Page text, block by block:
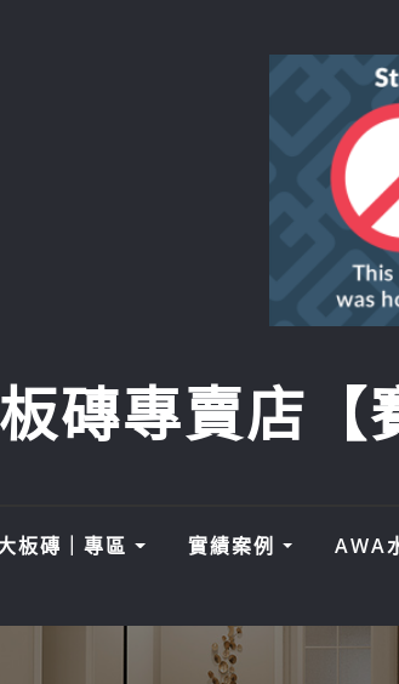
磚專賣店
板磚｜專區 實績案例 AWA